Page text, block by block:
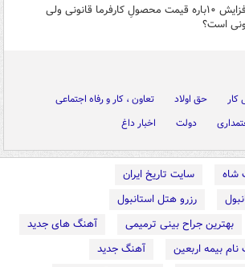
نماینده کارگر: چطور افزایش ۱۰باره قیمت محصولِ کارفرما قانونی ولی
کار حق اولاد
تعاون ، کار و رفاه اجتماعی
دولت اخبار داغ
شاه
سایت تاریخ ایران
رزرو هتل استانبول
بهترین جراح بینی ترمیمی
آهنگ های جدید
نام بیمه اربعین
آهنگ جدید